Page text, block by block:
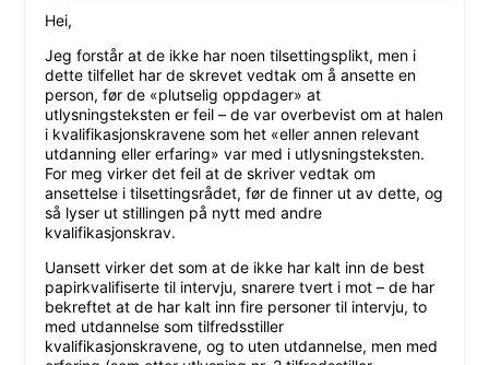
Hei,
Jeg forstår at de ikke har noen tilsettingsplikt, men i
dette tilfellet har de skrevet vedtak om å ansette en
person, før de «plutselig oppdager» at
utlysningsteksten er feil – de var overbevist om at halen
i kvalifikasjonskravene som het «eller annen relevant
utdanning eller erfaring» var med i utlysningsteksten.
For meg virker det feil at de skriver vedtak om
ansettelse i tilsettingsrådet, før de finner ut av dette, og
så lyser ut stillingen på nytt med andre
kvalifikasjonskrav.
Uansett virker det som at de ikke har kalt inn de best
papirkvalifiserte til intervju, snarere tvert i mot – de har
bekreftet at de har kalt inn fire personer til intervju, to
med utdannelse som tilfredsstiller
kvalifikasjonskravene, og to uten utdannelse, men med